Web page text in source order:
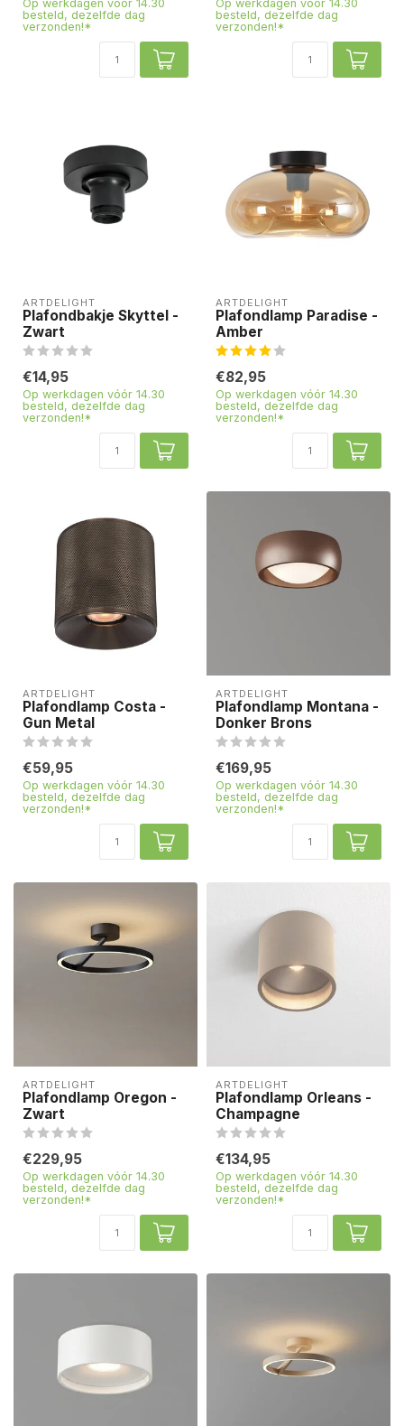
Op werkdagen vóór 14.30
besteld, dezelfde dag
verzonden!*
Op werkdagen vóór 14.30
besteld, dezelfde dag
verzonden!*
ARTDELIGHT
Plafondbakje Skyttel -
Zwart
€14,95
Op werkdagen vóór 14.30
besteld, dezelfde dag
verzonden!*
ARTDELIGHT
Plafondlamp Paradise -
Amber
€82,95
Op werkdagen vóór 14.30
besteld, dezelfde dag
verzonden!*
ARTDELIGHT
Plafondlamp Costa -
Gun Metal
€59,95
Op werkdagen vóór 14.30
besteld, dezelfde dag
verzonden!*
ARTDELIGHT
Plafondlamp Montana -
Donker Brons
€169,95
Op werkdagen vóór 14.30
besteld, dezelfde dag
verzonden!*
ARTDELIGHT
Plafondlamp Oregon -
Zwart
€229,95
Op werkdagen vóór 14.30
besteld, dezelfde dag
verzonden!*
ARTDELIGHT
Plafondlamp Orleans -
Champagne
€134,95
Op werkdagen vóór 14.30
besteld, dezelfde dag
verzonden!*